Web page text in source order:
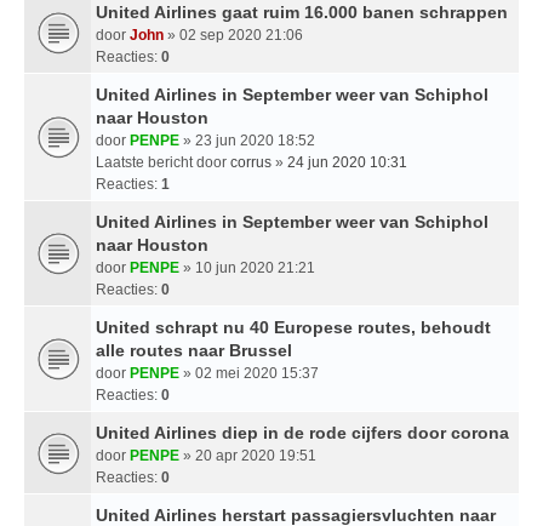
United Airlines gaat ruim 16.000 banen schrappen
door John » 02 sep 2020 21:06
Reacties: 0
United Airlines in September weer van Schiphol
naar Houston
door PENPE » 23 jun 2020 18:52
Laatste bericht door corrus » 24 jun 2020 10:31
Reacties: 1
United Airlines in September weer van Schiphol
naar Houston
door PENPE » 10 jun 2020 21:21
Reacties: 0
United schrapt nu 40 Europese routes, behoudt
alle routes naar Brussel
door PENPE » 02 mei 2020 15:37
Reacties: 0
United Airlines diep in de rode cijfers door corona
door PENPE » 20 apr 2020 19:51
Reacties: 0
United Airlines herstart passagiersvluchten naar